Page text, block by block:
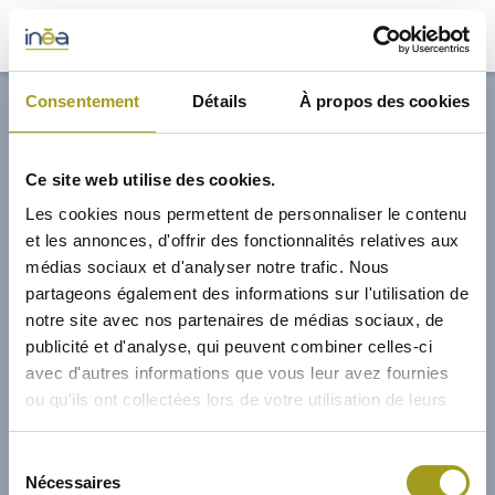
Consentement Détails À propos des cookies
Ce site web utilise des cookies.
Les cookies nous permettent de personnaliser le contenu
et les annonces, d'offrir des fonctionnalités relatives aux
médias sociaux et d'analyser notre trafic. Nous
partageons également des informations sur l'utilisation de
notre site avec nos partenaires de médias sociaux, de
publicité et d'analyse, qui peuvent combiner celles-ci
avec d'autres informations que vous leur avez fournies
ou qu'ils ont collectées lors de votre utilisation de leurs
Nécessaires
32,70€
ACTUS
INVESTISSEURS
PORTE-DOCUMENTS
GREEN BUILDING